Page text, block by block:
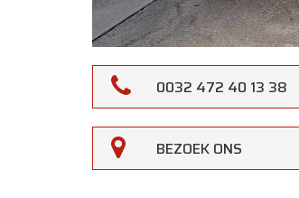
0032 472 40 13 38
BEZOEK ONS